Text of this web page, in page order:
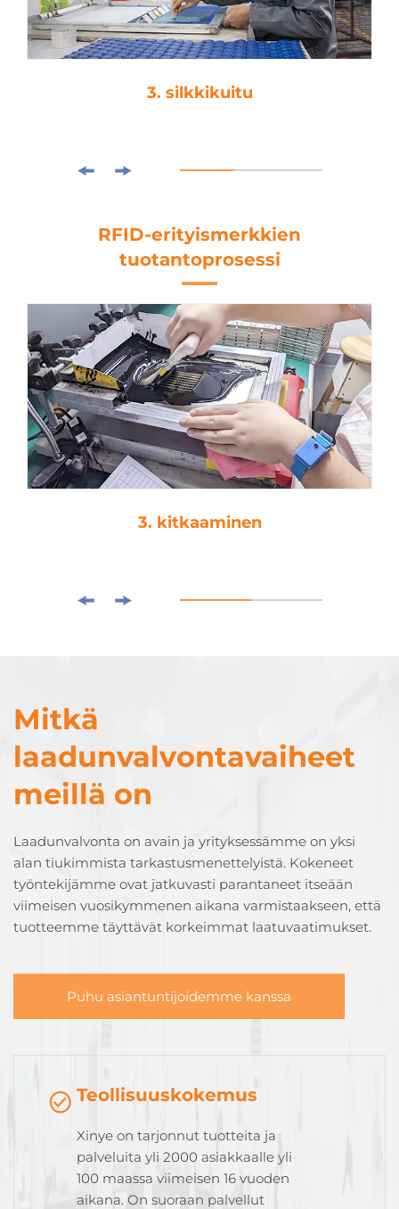
3. silkkikuitu
RFID-erityismerkkien
tuotantoprosessi
3. kitkaaminen
Mitkä
laadunvalvontavaiheet
meillä on
Laadunvalvonta on avain ja yrityksessämme on yksi
alan tiukimmista tarkastusmenettelyistä. Kokeneet
työntekijämme ovat jatkuvasti parantaneet itseään
viimeisen vuosikymmenen aikana varmistaakseen, että
tuotteemme täyttävät korkeimmat laatuvaatimukset.
Puhu asiantuntijoidemme kanssa
Teollisuuskokemus
Xinye on tarjonnut tuotteita ja
palveluita yli 2000 asiakkaalle yli
100 maassa viimeisen 16 vuoden
aikana. On suoraan palvellut